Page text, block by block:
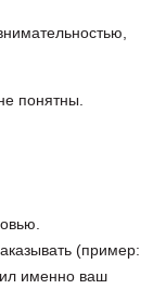
понятны.
(пример:
именно ваш